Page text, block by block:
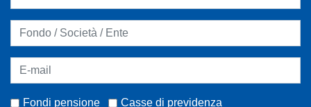
Fondi pensione
Casse di previdenza